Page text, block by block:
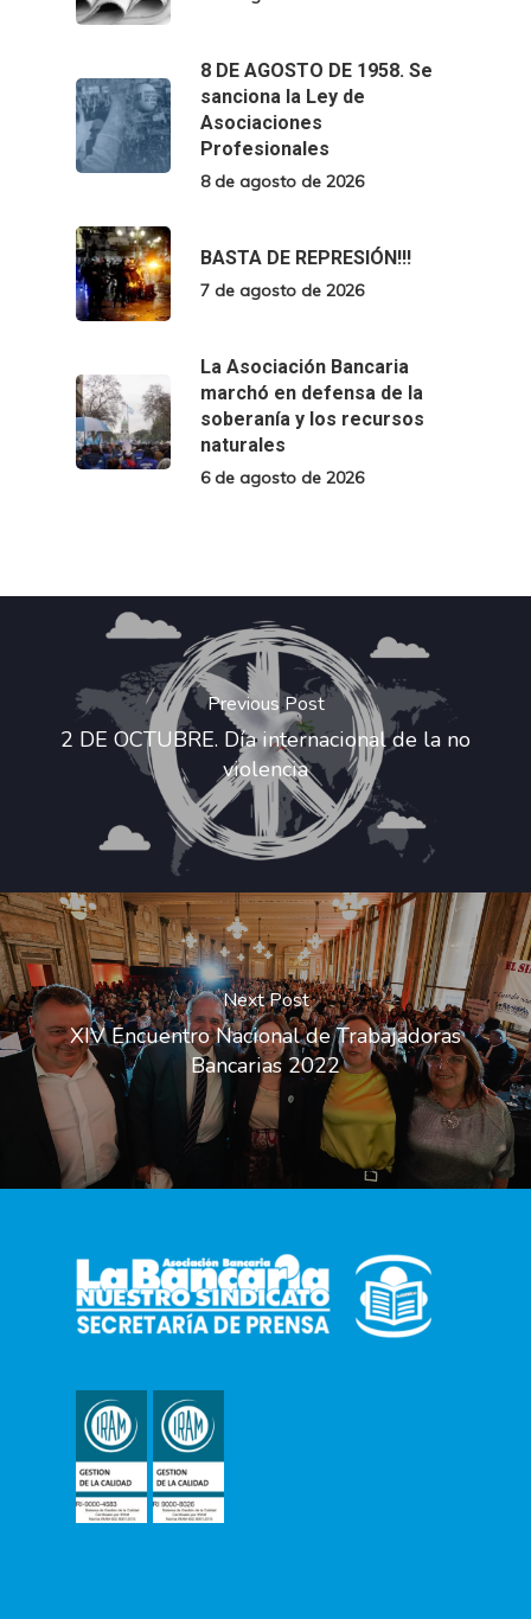
8 DE AGOSTO DE 1958. Se
sanciona la Ley de
Asociaciones
Profesionales
8 de agosto de 2026
BASTA DE REPRESIÓN!!!
7 de agosto de 2026
La Asociación Bancaria
marchó en defensa de la
soberanía y los recursos
naturales
6 de agosto de 2026
Previous Post
2 DE OCTUBRE. Día internacional de la no
violencia
Next Post
XIV Encuentro Nacional de Trabajadoras
Bancarias 2022